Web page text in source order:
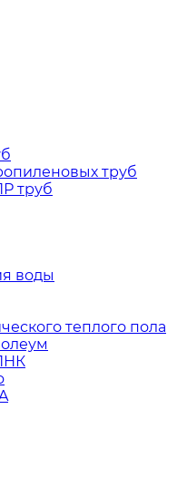
труб
труб
воды
теплого пола